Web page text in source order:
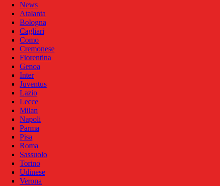
News
Atalanta
Bologna
Cagliari
Como
Cremonese
Fiorentina
Genoa
Inter
Juventus
Lazio
Lecce
Milan
Napoli
Parma
Pisa
Roma
Sassuolo
Torino
Udinese
Verona